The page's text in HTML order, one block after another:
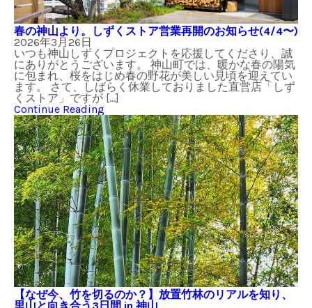
春の神山より。しずくストア営業再開のお知らせ(4/4〜)
2026年3月26日
いつも神山しずくプロジェクトを応援してくださり、誠
にありがとうございます。 神山町では、暖かな春の陽気
に包まれ、桜をはじめ春の野花が美しい見頃を迎えてい
ます。 さて、しばらく休業しておりました直営店「しず
くストア」ですが […]
Continue Reading
【なぜ今、竹を切るのか？】放置竹林のリアルを知り、
里山と向き合う3日間 in 神山